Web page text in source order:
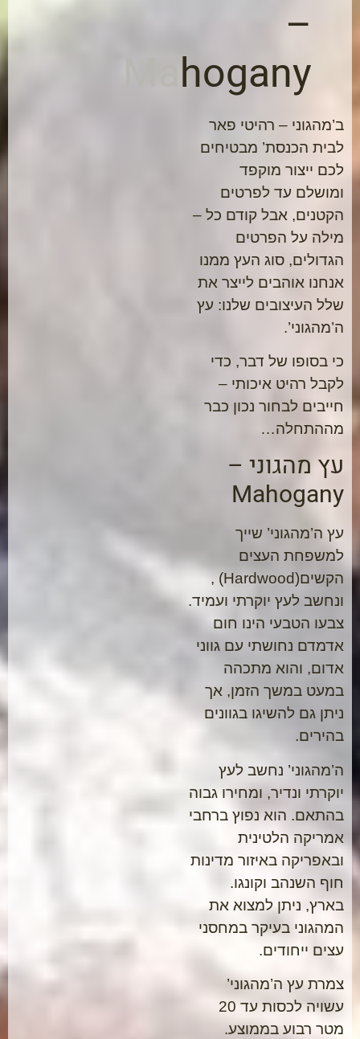
–
Mahogany
ב’מהגוני – רהיטי פאר
לבית הכנסת’ מבטיחים
לכם ייצור מוקפד
ומושלם עד לפרטים
הקטנים, אבל קודם כל –
מילה על הפרטים
הגדולים, סוג העץ ממנו
אנחנו אוהבים לייצר את
שלל העיצובים שלנו: עץ
ה’מהגוני’.
כי בסופו של דבר, כדי
לקבל רהיט איכותי –
חייבים לבחור נכון כבר
מההתחלה…
עץ מהגוני –
Mahogany
עץ ה’מהגוני’ שייך
למשפחת העצים
הקשים(Hardwood) ,
ונחשב לעץ יוקרתי ועמיד.
צבעו הטבעי הינו חום
אדמדם נחושתי עם גווני
אדום, והוא מתכהה
במעט במשך הזמן, אך
ניתן גם להשיגו בגוונים
בהירים.
ה’מהגוני’ נחשב לעץ
יוקרתי ונדיר, ומחירו גבוה
בהתאם. הוא נפוץ ברחבי
אמריקה הלטינית
ובאפריקה באיזור מדינות
חוף השנהב וקונגו.
בארץ, ניתן למצוא את
המהגוני בעיקר במחסני
עצים ייחודים.
צמרת עץ ה’מהגוני’
עשויה לכסות עד 20
מטר רבוע בממוצע.